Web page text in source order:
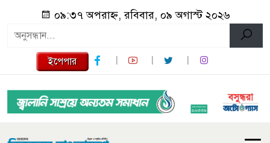
০৯:৩৭ অপরাহ্ন, রবিবার, ০৯ অগাস্ট ২০২৬
ইপেপার